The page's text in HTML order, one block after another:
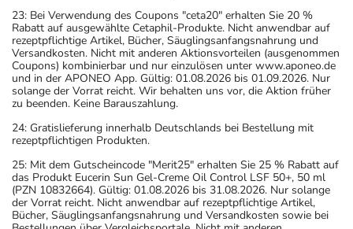
23: Bei Verwendung des Coupons "ceta20" erhalten Sie 20 %
Rabatt auf ausgewählte Cetaphil-Produkte. Nicht anwendbar auf
rezeptpflichtige Artikel, Bücher, Säuglingsanfangsnahrung und
Versandkosten. Nicht mit anderen Aktionsvorteilen (ausgenommen
Coupons) kombinierbar und nur einzulösen unter www.aponeo.de
und in der APONEO App. Gültig: 01.08.2026 bis 01.09.2026. Nur
solange der Vorrat reicht. Wir behalten uns vor, die Aktion früher
zu beenden. Keine Barauszahlung.
24: Gratislieferung innerhalb Deutschlands bei Bestellung mit
rezeptpflichtigen Produkten.
25: Mit dem Gutscheincode "Merit25" erhalten Sie 25 % Rabatt auf
das Produkt Eucerin Sun Gel-Creme Oil Control LSF 50+, 50 ml
(PZN 10832664). Gültig: 01.08.2026 bis 31.08.2026. Nur solange
der Vorrat reicht. Nicht anwendbar auf rezeptpflichtige Artikel,
Bücher, Säuglingsanfangsnahrung und Versandkosten sowie bei